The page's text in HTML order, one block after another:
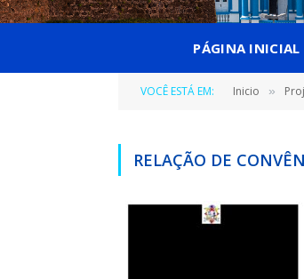
PÁGINA INICIAL
VOCÊ ESTÁ EM: Inicio »
RELAÇÃO DE